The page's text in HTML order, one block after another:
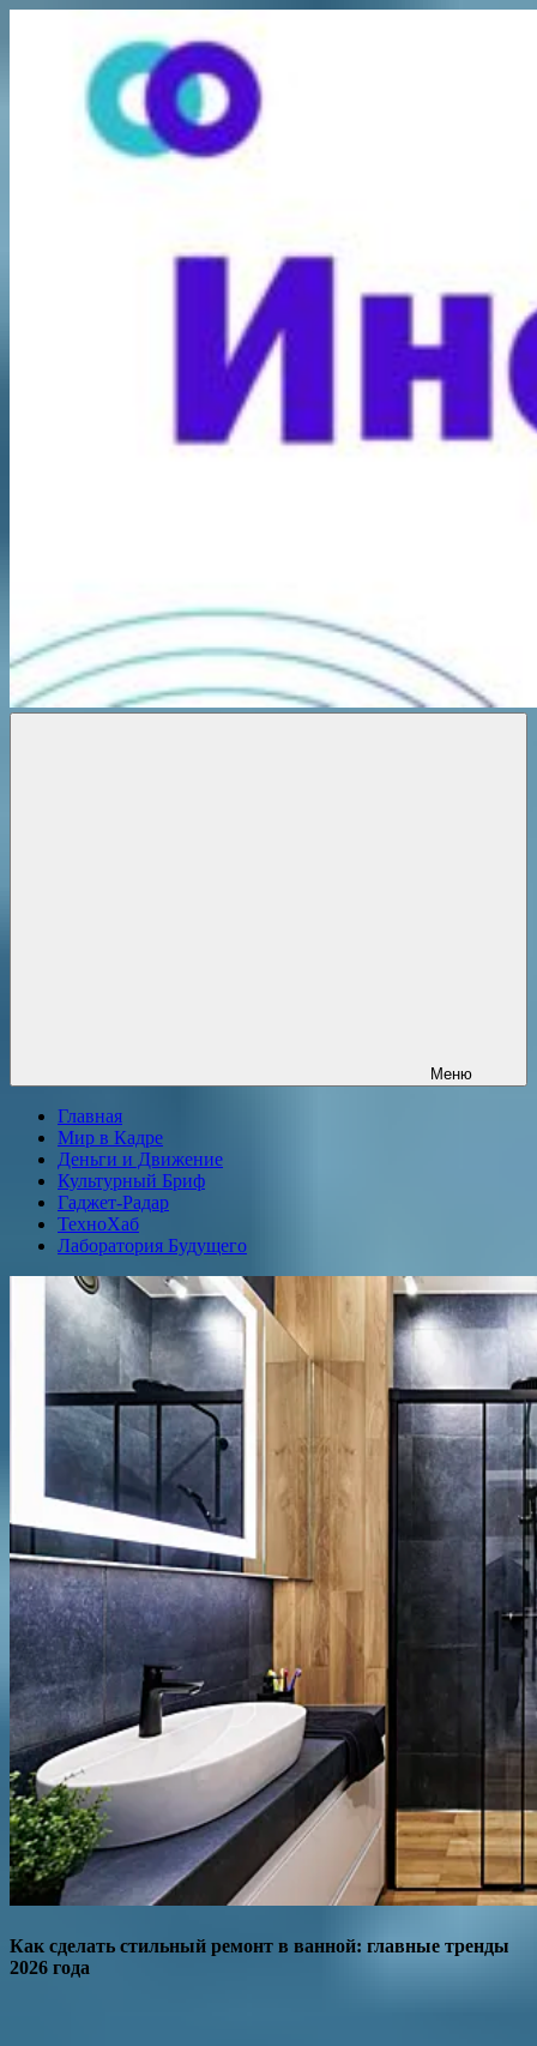
содержимому
Меню
Главная
Мир в Кадре
Деньги и Движение
Культурный Бриф
Гаджет-Радар
ТехноХаб
Лаборатория Будущего
Как сделать стильный ремонт в ванной: главные тренды
2026 года